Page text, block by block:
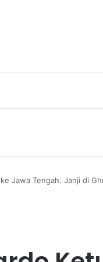
Jawa Tengah: Janji di